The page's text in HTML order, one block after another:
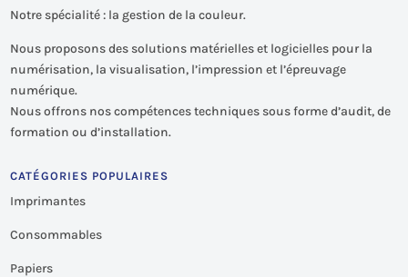
Notre spécialité : la gestion de la couleur.
Nous proposons des solutions matérielles et logicielles pour la
numérisation, la visualisation, l’impression et l’épreuvage
numérique.
Nous offrons nos compétences techniques sous forme d’audit, de
formation ou d’installation.
CATÉGORIES POPULAIRES
Imprimantes
Consommables
Papiers